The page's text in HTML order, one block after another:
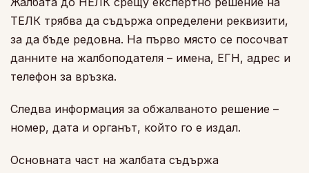
ТЕЛК трябва да съдържа определени реквизити,
за да бъде редовна. На първо място се посочват
данните на жалбоподателя – имена, ЕГН, адрес и
телефон за връзка.
Следва информация за обжалваното решение –
номер, дата и органът, който го е издал.
Основната част на жалбата съдържа